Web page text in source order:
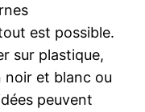
est possible.
sur plastique,
et blanc ou
peuvent